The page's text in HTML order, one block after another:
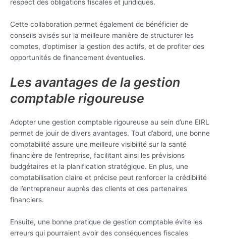
respect des obligations fiscales et juridiques.
Cette collaboration permet également de bénéficier de
conseils avisés sur la meilleure manière de structurer les
comptes, d’optimiser la gestion des actifs, et de profiter des
opportunités de financement éventuelles.
Les avantages de la gestion
comptable rigoureuse
Adopter une gestion comptable rigoureuse au sein d’une EIRL
permet de jouir de divers avantages. Tout d’abord, une bonne
comptabilité assure une meilleure visibilité sur la santé
financière de l’entreprise, facilitant ainsi les prévisions
budgétaires et la planification stratégique. En plus, une
comptabilisation claire et précise peut renforcer la crédibilité
de l’entrepreneur auprès des clients et des partenaires
financiers.
Ensuite, une bonne pratique de gestion comptable évite les
erreurs qui pourraient avoir des conséquences fiscales